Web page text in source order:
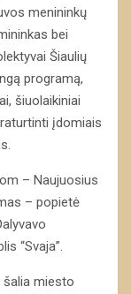
menininkų
bei
Šiaulių
programą,
šiuolaikiniai
įdomiais
– Naujuosius
– popietė
“Svaja”.
miesto